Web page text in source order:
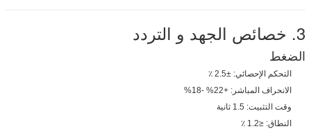
3. خصائص الجهد و التردد
الضغط
التحكم الإحصائي: ±2.5 ٪
الانحراف المباشر: +22% -18%
وقت التثبيت: 1.5 ثانية
النطاق: ≤1.2 ٪